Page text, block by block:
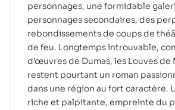
personnages, une formidable
personnages secondaires, des
rebondissements de coups de
de feu. Longtemps introuvable,
d’œuvres de Dumas, les Louves de
restent pourtant un roman
dans une région au fort caractère.
riche et palpitante, empreinte du